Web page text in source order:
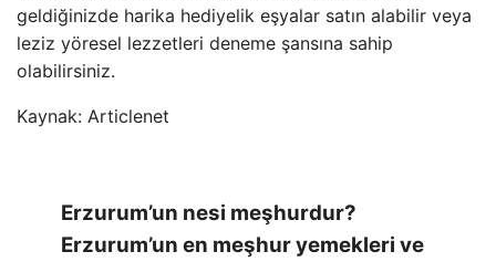
geldiğinizde harika hediyelik eşyalar satın alabilir veya
leziz yöresel lezzetleri deneme şansına sahip
olabilirsiniz.
Kaynak: Articlenet
Erzurum’un nesi meşhurdur?
Erzurum’un en meşhur yemekleri ve